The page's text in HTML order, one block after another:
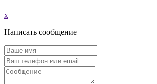
x
Написать сообщение